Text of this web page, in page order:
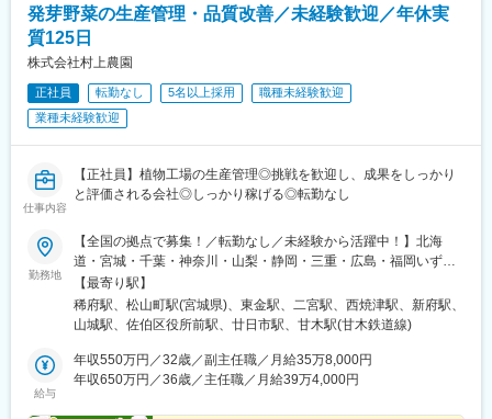
地域に根差しながらもグローバルに事業を展開する成長企業で
す。
変更の範囲：会社の定める業務
発芽野菜の生産管理・品質改善／未経験歓迎／年休実
質125日
株式会社村上農園
正社員 転勤なし 5名以上採用
職種未経験歓迎
業種未経験歓迎
仕事内容
【正社員】植物工場の生産管理◎挑戦を歓迎し、成果をしっかり
と評価される会社◎しっかり稼げる◎転勤なし
勤務地
【全国の拠点で募集！／転勤なし／未経験から活躍中！】北海
道・宮城・千葉・神奈川・山梨・静岡・三重・広島・福岡いずれ
かの拠点へ希望を考慮して配属いたします。※マイカー通勤OK■北
海道伊達生産センター／北海道伊達市南稀府町239-1■宮城大郷生
産センター／宮城県黒川郡大郷町大松沢字新成田川10-1■千葉生産
田原市小竹1013-1■大井川生産センター／静岡県焼津市中新田
202■山梨北杜生産センター／山梨県北杜市明野町上手12250■ス
【最寄り駅】
稀府駅、松山町駅(宮城県)、東金駅、二宮駅、西焼津駅、新府駅、
山城駅、佐伯区役所前駅、廿日市駅、甘木駅(甘木鉄道線)
給与
年収550万円／32歳／副主任職／月給35万8,000円
年収650万円／36歳／主任職／月給39万4,000円